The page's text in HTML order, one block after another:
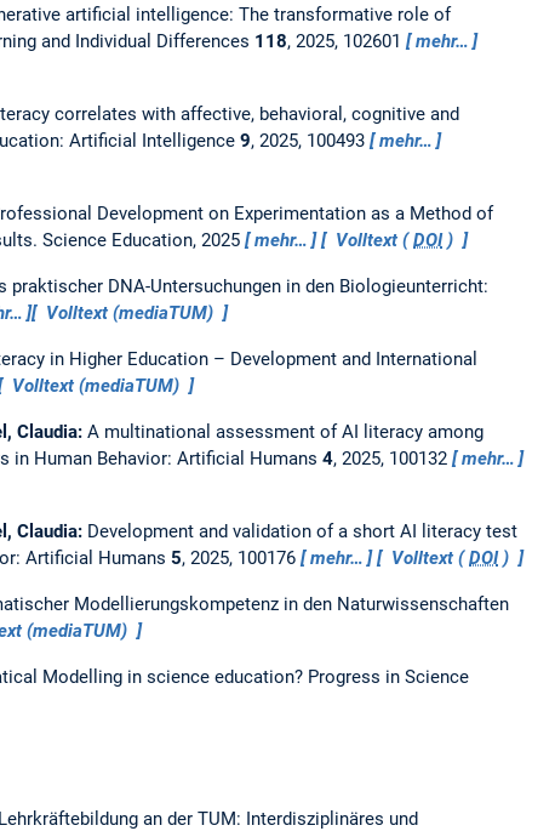
artificial intelligence: The transformative role of
and Individual Differences 118, 2025, 102601
mehr…
correlates with affective, behavioral, cognitive and
Artificial Intelligence 9, 2025, 100493
mehr…
Development on Experimentation as a Method of
Science Education, 2025 mehr… Volltext (DOI)
DNA-Untersuchungen in den Biologieunterricht:
Volltext (mediaTUM)
in Higher Education – Development and International
Volltext (mediaTUM)
Claudia: A multinational assessment of AI literacy among
in Human Behavior: Artificial Humans 4, 2025, 100132
mehr…
Claudia: Development and validation of a short AI literacy test
Artificial Humans 5, 2025, 100176 mehr… Volltext (DOI)
Modellierungskompetenz in den Naturwissenschaften
(mediaTUM)
Modelling in science education? Progress in Science
an der TUM: Interdisziplinäres und